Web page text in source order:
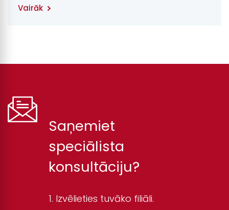
Vairāk
Saņemiet
speciālista
konsultāciju?
Izvēlieties tuvāko filiāli.